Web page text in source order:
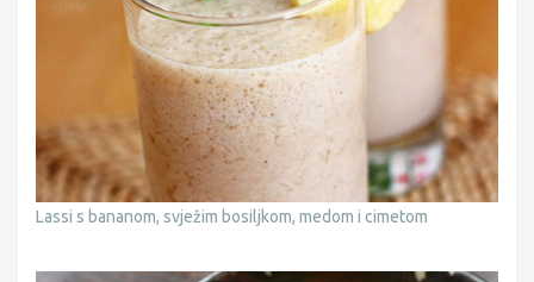
Lassi s bananom, svježim bosiljkom, medom i cimetom